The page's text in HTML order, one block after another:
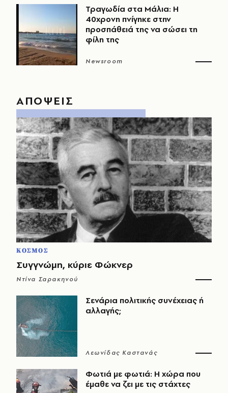
Τραγωδία στα Μάλια: Η
40χρονη πνίγηκε στην
προσπάθειά της να σώσει τη
φίλη της
Newsroom
ΑΠΟΨΕΙΣ
ΚΟΣΜΟΣ
Συγγνώμη, κύριε Φώκνερ
Ντίνα Σαρακηνού
Σενάρια πολιτικής συνέχειας ή
αλλαγής;
Λεωνίδας Καστανάς
Φωτιά με φωτιά: Η χώρα που
έμαθε να ζει με τις στάχτες